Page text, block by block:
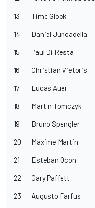
13 Timo Glock
14 Daniel Juncadella
15 Paul Di Resta
16 Christian Vietoris
17 Lucas Auer
18 Martin Tomczyk
19 Bruno Spengler
20 Maxime Martin
21 Esteban Ocon
22 Gary Paffett
23 Augusto Farfus